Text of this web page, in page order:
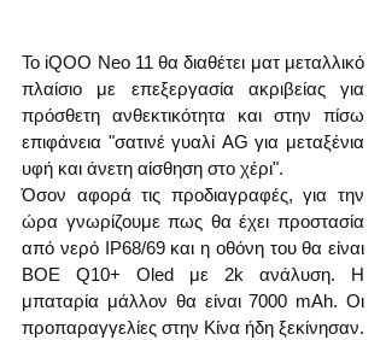
Το iQOO Neo 11 θα διαθέτει ματ μεταλλικό
πλαίσιο με επεξεργασία ακριβείας για
πρόσθετη ανθεκτικότητα και στην πίσω
επιφάνεια "σατινέ γυαλί AG για μεταξένια
υφή και άνετη αίσθηση στο χέρι".
Όσον αφορά τις προδιαγραφές, για την
ώρα γνωρίζουμε πως θα έχει προστασία
από νερό IP68/69 και η οθόνη του θα είναι
BOE Q10+ Oled με 2k ανάλυση. Η
μπαταρία μάλλον θα είναι 7000 mAh. Οι
προπαραγγελίες στην Κίνα ήδη ξεκίνησαν.